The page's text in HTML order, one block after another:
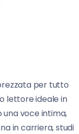
per tutto
lettore ideale in
voce intima,
in carriera, studi